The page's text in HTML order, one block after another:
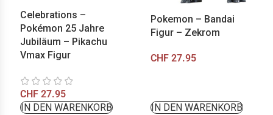
Celebrations –
Pokémon 25 Jahre
Jubiläum – Pikachu
Vmax Figur
CHF 27.95
IN DEN WARENKORB
Pokemon – Bandai
Figur – Zekrom
CHF27.95
IN DEN WARENKORB